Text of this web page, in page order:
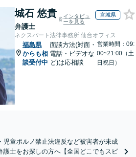
城石 悠貴
弁護士
インタビュ
ーを見る
宮城県
ネクスパート法律事務所 仙台オフィス
福島県
からも相
談受付中
面談方法(対面・
電話・ビデオな
ど)は応相談
営業時間：09:
00~21:00（土
日祝日）
児童ポルノ禁止法違反など被害者が未成
護士をお探しの方へ【全国どこでもスピ